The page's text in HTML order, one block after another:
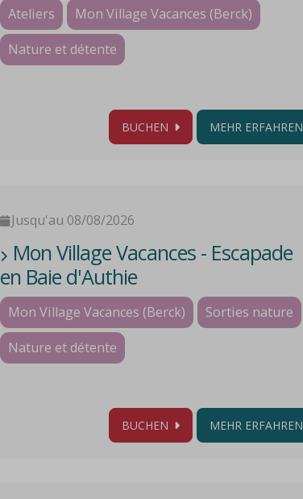
Ateliers
Mon Village Vacances (Berck)
Nature et détente
BUCHEN MEHR ERFAHREN
Jusqu'au 08/08/2026
Mon Village Vacances - Escapade
en Baie d'Authie
Mon Village Vacances (Berck)
Sorties nature
Nature et détente
BUCHEN MEHR ERFAHREN